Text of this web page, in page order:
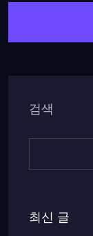
검색
최신 글